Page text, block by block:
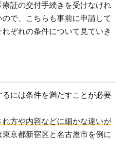
証の交付手続きを受けなけれ
で、こちらも事前に申請して
ぞれの条件について見ていき
には条件を満たすことが必要
方や内容などに細かな違いが
京都新宿区と名古屋市を例に